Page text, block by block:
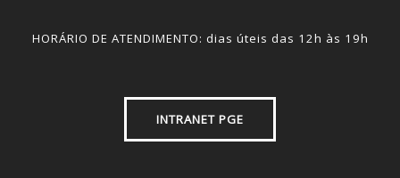
HORÁRIO DE ATENDIMENTO: dias úteis das 12h às 19h
INTRANET PGE